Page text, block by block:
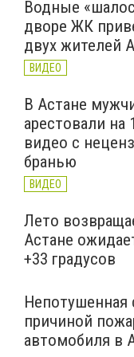
Водные
дворе ЖК
двух жителей
ВИДЕО
В Астане
арестовали на
видео с
бранью
ВИДЕО
Лето
Астане
+33 градусов
Непотушенная
причиной
автомобиля в